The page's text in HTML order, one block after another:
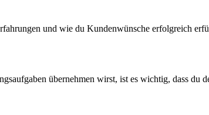
und wie du Kundenwünsche erfolgreich
übernehmen wirst, ist es wichtig, dass du